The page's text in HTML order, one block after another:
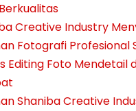
Creative Industry
Fotografi Profesional
Editing Foto Mendetail
Shaniba Creative